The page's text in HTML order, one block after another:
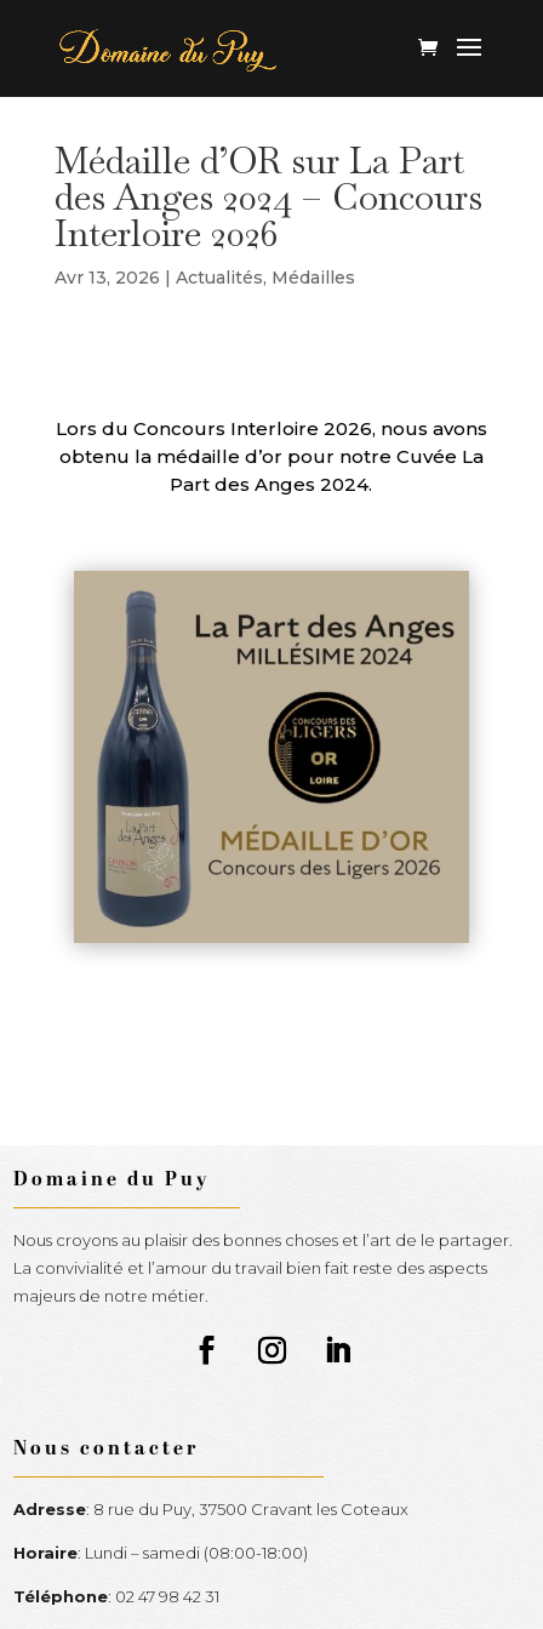
Médaille d’OR sur La Part
des Anges 2024 – Concours
Interloire 2026
Avr 13, 2026 | Actualités, Médailles
Lors du Concours Interloire 2026, nous avons
obtenu la médaille d’or pour notre Cuvée La
Part des Anges 2024.
Domaine du Puy
Nous croyons au plaisir des bonnes choses et l’art de le partager.
La convivialité et l’amour du travail bien fait reste des aspects
majeurs de notre métier.
Nous contacter
Adresse: 8 rue du Puy, 37500 Cravant les Coteaux
Horaire: Lundi – samedi (08:00-18:00)
Téléphone: 02 47 98 42 31